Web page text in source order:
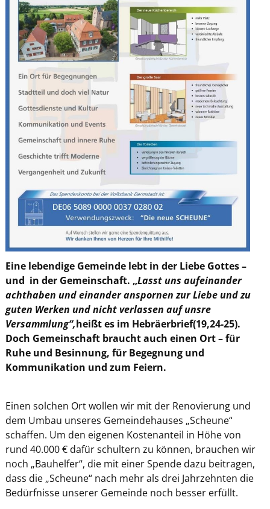
Eine lebendige Gemeinde lebt in der Liebe Gottes –
und in der Gemeinschaft. „Lasst uns aufeinander
achthaben und einander anspornen zur Liebe und zu
guten Werken und nicht verlassen auf unsre
Versammlung“,heißt es im Hebräerbrief(19,24-25).
Doch Gemeinschaft braucht auch einen Ort – für
Ruhe und Besinnung, für Begegnung und
Kommunikation und zum Feiern.
Einen solchen Ort wollen wir mit der Renovierung und
dem Umbau unseres Gemeindehauses „Scheune“
schaffen. Um den eigenen Kostenanteil in Höhe von
rund 40.000 € dafür schultern zu können, brauchen wir
noch „Bauhelfer“, die mit einer Spende dazu beitragen,
dass die „Scheune“ nach mehr als drei Jahrzehnten die
Bedürfnisse unserer Gemeinde noch besser erfüllt.